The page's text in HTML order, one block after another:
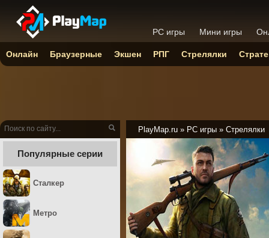
PlayMap.ru » PC игры » Стрелялки
Популярные серии
Сталкер
Метро
PC игры Мини игры
Онлайн Браузерные Экшен РПГ Стрелялки